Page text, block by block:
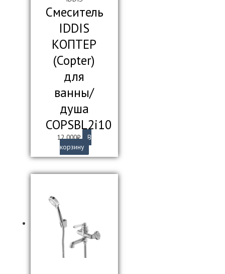
Смеситель
IDDIS
КОПТЕР
(Copter)
для
ванны/
душа
COPSBL2i10
12 000₽
В
корзину